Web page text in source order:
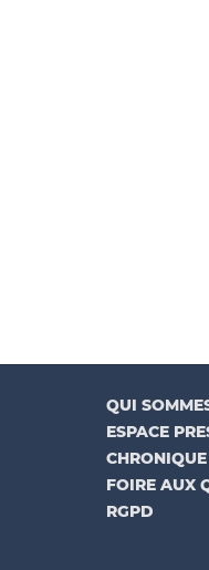
QUI
ESPACE
FOIRE AUX
RGPD